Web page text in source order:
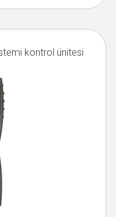
kontrol ünitesi